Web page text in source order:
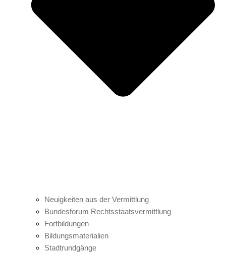
Neuigkeiten aus der Vermittlung
Bundesforum Rechtsstaatsvermittlung
Fortbildungen
Bildungsmaterialien
Stadtrundgänge